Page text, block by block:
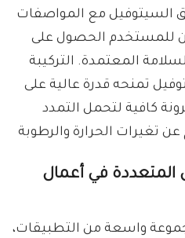
السيتوفيل مع المواصفات
للمستخدم الحصول على
المعتمدة. التركيبة
تمنحه قدرة عالية على
كافية لتحمل التمدد
تغيرات الحرارة والرطوبة
المتعددة في أعمال
واسعة من التطبيقات،